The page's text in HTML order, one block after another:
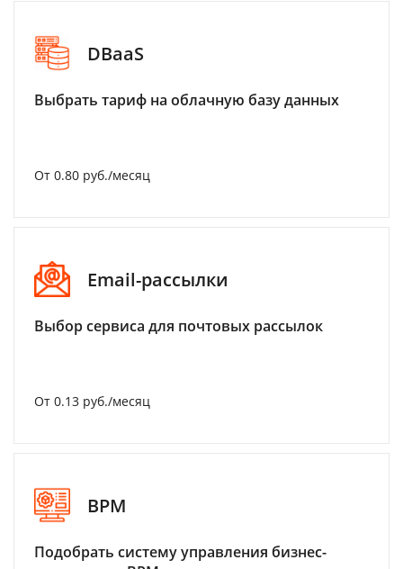
DBaaS
Выбрать тариф на облачную базу данных
От 0.80 руб./месяц
Email-рассылки
Выбор сервиса для почтовых рассылок
От 0.13 руб./месяц
BPM
Подобрать систему управления бизнес-